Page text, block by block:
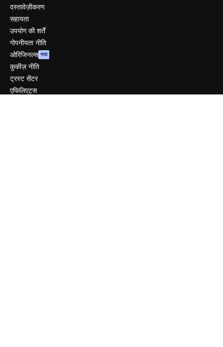
दस्तावेज़ीकरण
सहायता
उपयोग की शर्तें
गोपनीयता नीति
ओरिजिनल्स नया
कुकीज़ नीति
ट्रस्ट सेंटर
एफिलिएट्स